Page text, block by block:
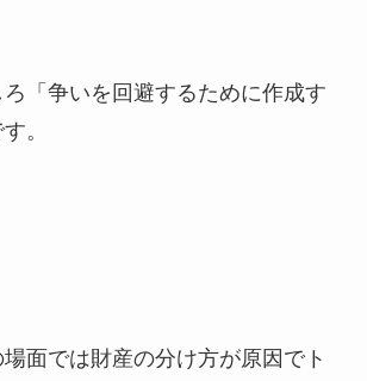
「争いを回避するために作成す
。
面では財産の分け方が原因でト